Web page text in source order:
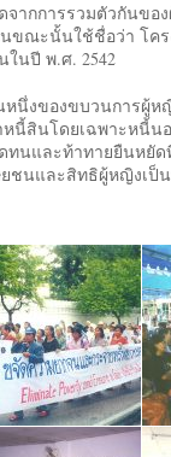
จากการรวมตัวกันข
ณะนั้นใช้ชื่อว่า โคร
ในปี พ.ศ. 2542
หนึ่งของขบวนการผู้ห
นี้สินโดยเฉพาะหนี้
ทนและท้าทายยืนห
ชนและสิทธิผู้หญิงเป็